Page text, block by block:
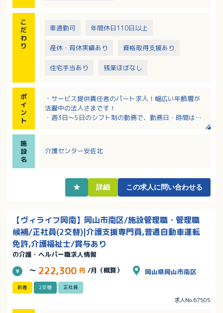
こ
だ
わ
り
車通勤可 年間休日110日以上
産休・育休実績あり 資格取得支援あり
住宅手当あり 残業ほぼなし
ポ
イ
ン
ト
・サービス提供責任者のパート求人！幅広い年齢層が
活躍中の法人さまです！
・週3日～5日のシフト制の勤務で、勤務日・時間は応
む）
・サンキ・ウエルビィならでは福利厚生が魅力！正社
施
設
名
介護センター安佐北
★ 詳細 この求人に問い合わせる
【ヴィライフ岡南】岡山市南区/施設管理職・管理職
候補/正社員(2交替)|介護支援専門員,普通自動車運転
免許,介護福祉士/賞与あり
の介護・ヘルパー職求人情報
～ 222,300 円 /月（概算） 岡山県岡山市南区
新着 2交替 正社員
求人No.67505